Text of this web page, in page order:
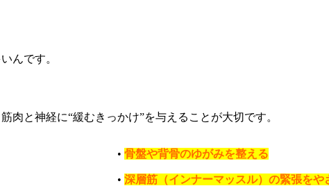
んです。
と神経に“緩むきっかけ”を与えることが大切です。
• 骨盤や背骨のゆがみを整える
• 深層筋（インナーマッスル）の緊張をや